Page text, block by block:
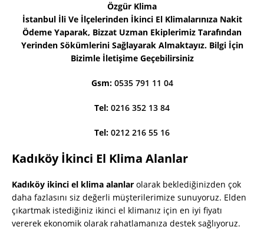
Özgür Klima
İstanbul İli Ve İlçelerinden İkinci El Klimalarınıza Nakit
Ödeme Yaparak, Bizzat Uzman Ekiplerimiz Tarafından
Yerinden Sökümlerini Sağlayarak Almaktayız. Bilgi İçin
Bizimle İletişime Geçebilirsiniz
Gsm: 0535 791 11 04
Tel: 0216 352 13 84
Tel: 0212 216 55 16
Kadıköy İkinci El Klima Alanlar
Kadıköy ikinci el klima alanlar olarak beklediğinizden çok
daha fazlasını siz değerli müşterilerimize sunuyoruz. Elden
çıkartmak istediğiniz ikinci el klimanız için en iyi fiyatı
vererek ekonomik olarak rahatlamanıza destek sağlıyoruz.